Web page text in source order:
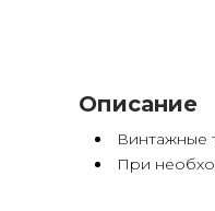
Описание
Винтажные
При